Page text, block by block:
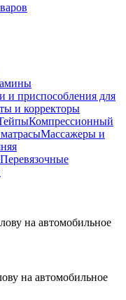
и приспособления для
и корректоры
Компрессионный
Массажеры и
Перевязочные
на автомобильное
на автомобильное